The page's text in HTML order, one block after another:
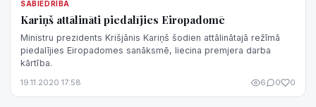
SABIEDRĪBA
Kariņš attālināti piedalījies Eiropadomē
Ministru prezidents Krišjānis Kariņš šodien attālinātajā režīmā
piedalījies Eiropadomes sanāksmē, liecina premjera darba
kārtība.
19.11.2020 17:58 6 0 0